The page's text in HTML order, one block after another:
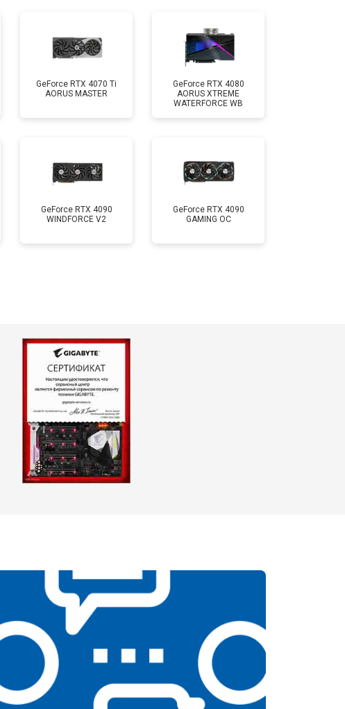
GeForce RTX 4070 Ti
AORUS MASTER
GeForce RTX 4080
AORUS XTREME
WATERFORCE WB
GeForce RTX 4090
WINDFORCE V2
GeForce RTX 4090
GAMING OC